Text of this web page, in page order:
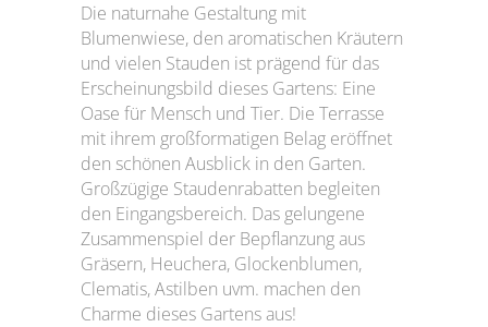
Die naturnahe Gestaltung mit
Blumenwiese, den aromatischen Kräutern
und vielen Stauden ist prägend für das
Erscheinungsbild dieses Gartens: Eine
Oase für Mensch und Tier. Die Terrasse
mit ihrem großformatigen Belag eröffnet
den schönen Ausblick in den Garten.
Großzügige Staudenrabatten begleiten
den Eingangsbereich. Das gelungene
Zusammenspiel der Bepflanzung aus
Gräsern, Heuchera, Glockenblumen,
Clematis, Astilben uvm. machen den
Charme dieses Gartens aus!